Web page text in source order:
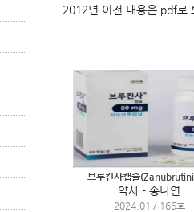
2012년 이전 내용은 pdf로
브루킨사캡슐
약사 - 송나연
2024.01 / 166호